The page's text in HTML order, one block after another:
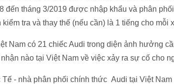
đến tháng 3/2019 được nhập khẩu và phân
tra và thay thế (nếu cần) là 1 tiếng cho mỗi
Nam có 21 chiếc Audi trong diện ảnh hưởng
nào tại Việt Nam về việc xảy ra sự cố cho
- nhà phân phối chính thức Audi tại Việt